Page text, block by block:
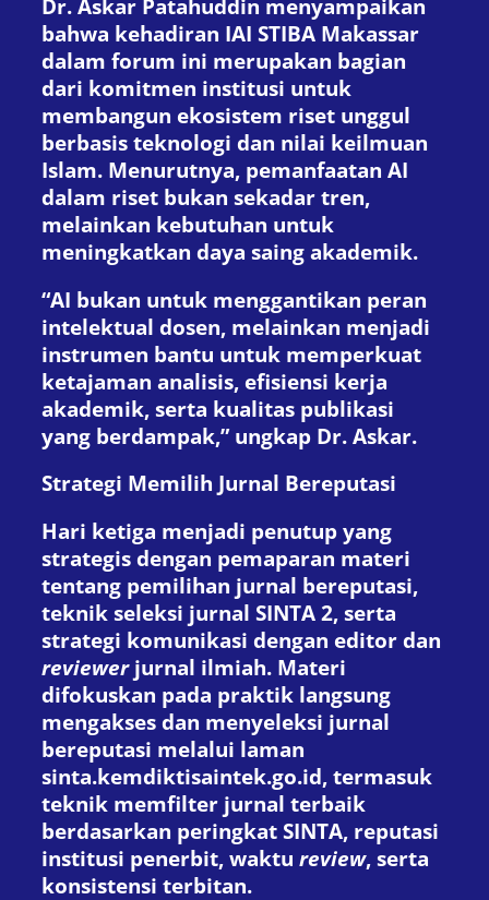
Dr. Askar Patahuddin menyampaikan
bahwa kehadiran IAI STIBA Makassar
dalam forum ini merupakan bagian
dari komitmen institusi untuk
membangun ekosistem riset unggul
berbasis teknologi dan nilai keilmuan
Islam. Menurutnya, pemanfaatan AI
dalam riset bukan sekadar tren,
melainkan kebutuhan untuk
meningkatkan daya saing akademik.
“AI bukan untuk menggantikan peran
intelektual dosen, melainkan menjadi
instrumen bantu untuk memperkuat
ketajaman analisis, efisiensi kerja
akademik, serta kualitas publikasi
yang berdampak,” ungkap Dr. Askar.
Strategi Memilih Jurnal Bereputasi
Hari ketiga menjadi penutup yang
strategis dengan pemaparan materi
tentang pemilihan jurnal bereputasi,
teknik seleksi jurnal SINTA 2, serta
strategi komunikasi dengan editor dan
reviewerjurnal ilmiah. Materi
difokuskan pada praktik langsung
mengakses dan menyeleksi jurnal
bereputasi melalui laman
sinta.kemdiktisaintek.go.id, termasuk
teknik memfilter jurnal terbaik
berdasarkan peringkat SINTA, reputasi
institusi penerbit, waktu review, serta
konsistensi terbitan.